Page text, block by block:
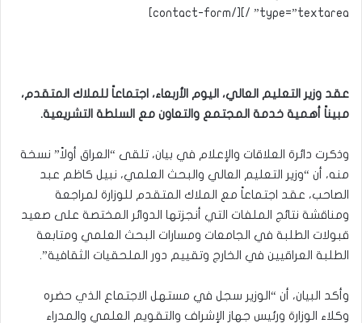
type=”textarea” /][/contact-form]
عقد وزير التعليم العالي، اليوم الأربعاء، اجتماعاً للملاك المتقدم،
مبيناً أهمية خدمة المجتمع والتعاون مع السلطة التشريعية.
وذكرت دائرة العلاقات والإعلام في بيان، تلقى “العراق أولاً” نسخة
منه، أن “وزير التعليم العالي والبحث العلمي، نبيل كاظم عبد
الصاحب، عقد اجتماعاً مع الملاك المتقدم للوزارة لمراجعة
ومناقشة نتائج الملفات التي أنجزتها الدوائر المختصة على صعيد
قبولات الطلبة في الجامعات ومسارات البحث العلمي ومتابعة
الطلبة العراقيين في الخارج وتقييم دور الملحقيات الثقافية”.
وأكد البيان، أن “الوزير سجل في مستهل الاجتماع الذي حضره
وكلاء الوزارة ورئيس جهاز الإشراف والتقويم العلمي والمدراء